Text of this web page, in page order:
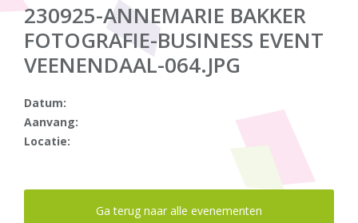
230925-ANNEMARIE BAKKER
FOTOGRAFIE-BUSINESS EVENT
VEENENDAAL-064.JPG
Datum:
Aanvang:
Locatie:
Ga terug naar alle evenementen